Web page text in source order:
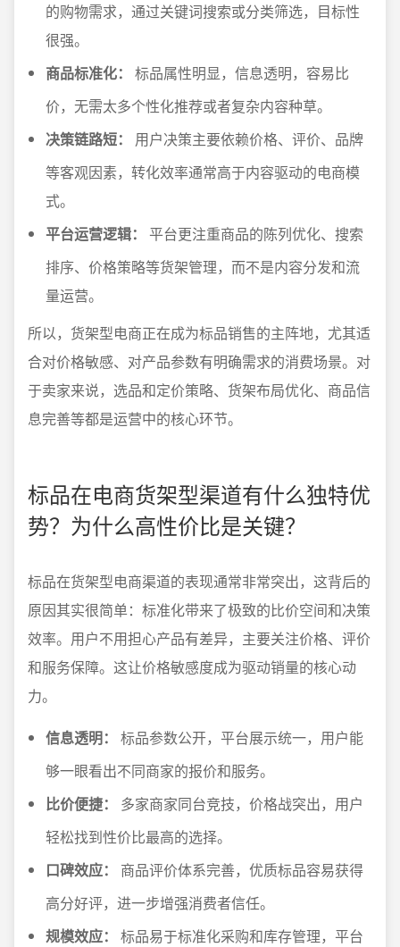
的购物需求，通过关键词搜索或分类筛选，目标性
很强。
商品标准化：
标品属性明显，信息透明，容易比
价，无需太多个性化推荐或者复杂内容种草。
决策链路短：
用户决策主要依赖价格、评价、品牌
等客观因素，转化效率通常高于内容驱动的电商模
式。
平台运营逻辑：
平台更注重商品的陈列优化、搜索
排序、价格策略等货架管理，而不是内容分发和流
量运营。
所以，货架型电商正在成为标品销售的主阵地，尤其适
合对价格敏感、对产品参数有明确需求的消费场景。对
于卖家来说，选品和定价策略、货架布局优化、商品信
息完善等都是运营中的核心环节。
标品在电商货架型渠道有什么独特优
势？为什么高性价比是关键？
标品在货架型电商渠道的表现通常非常突出，这背后的
原因其实很简单：标准化带来了极致的比价空间和决策
效率。用户不用担心产品有差异，主要关注价格、评价
和服务保障。这让价格敏感度成为驱动销量的核心动
力。
信息透明：
标品参数公开，平台展示统一，用户能
够一眼看出不同商家的报价和服务。
比价便捷：
多家商家同台竞技，价格战突出，用户
轻松找到性价比最高的选择。
口碑效应：
商品评价体系完善，优质标品容易获得
高分好评，进一步增强消费者信任。
规模效应：
标品易于标准化采购和库存管理，平台